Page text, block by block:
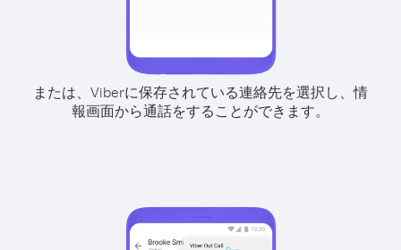
または、Viberに保存されている連絡先を選択し、情
報画面から通話をすることができます。